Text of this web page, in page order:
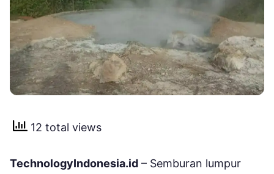
12 total views
TechnologyIndonesia.id – Semburan lumpur